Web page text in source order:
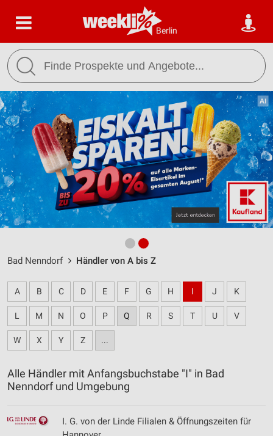
Berlin
Bad Nenndorf Händler von A bis Z
A B C D E F G H I J K
L M N O P Q R S T U V
W X Y Z ...
Alle Händler mit Anfangsbuchstabe "I" in Bad
Nenndorf und Umgebung
I. G. von der Linde Filialen & Öffnungszeiten für